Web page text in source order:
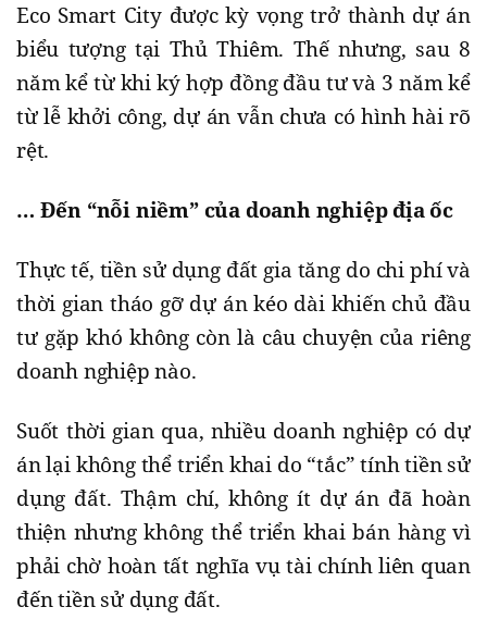
Eco Smart City được kỳ vọng trở thành dự án
biểu tượng tại Thủ Thiêm. Thế nhưng, sau 8
năm kể từ khi ký hợp đồng đầu tư và 3 năm kể
từ lễ khởi công, dự án vẫn chưa có hình hài rõ
rệt.
… Đến “nỗi niềm” của doanh nghiệp địa ốc
Thực tế, tiền sử dụng đất gia tăng do chi phí và
thời gian tháo gỡ dự án kéo dài khiến chủ đầu
tư gặp khó không còn là câu chuyện của riêng
doanh nghiệp nào.
Suốt thời gian qua, nhiều doanh nghiệp có dự
án lại không thể triển khai do “tắc” tính tiền sử
dụng đất. Thậm chí, không ít dự án đã hoàn
thiện nhưng không thể triển khai bán hàng vì
phải chờ hoàn tất nghĩa vụ tài chính liên quan
đến tiền sử dụng đất.